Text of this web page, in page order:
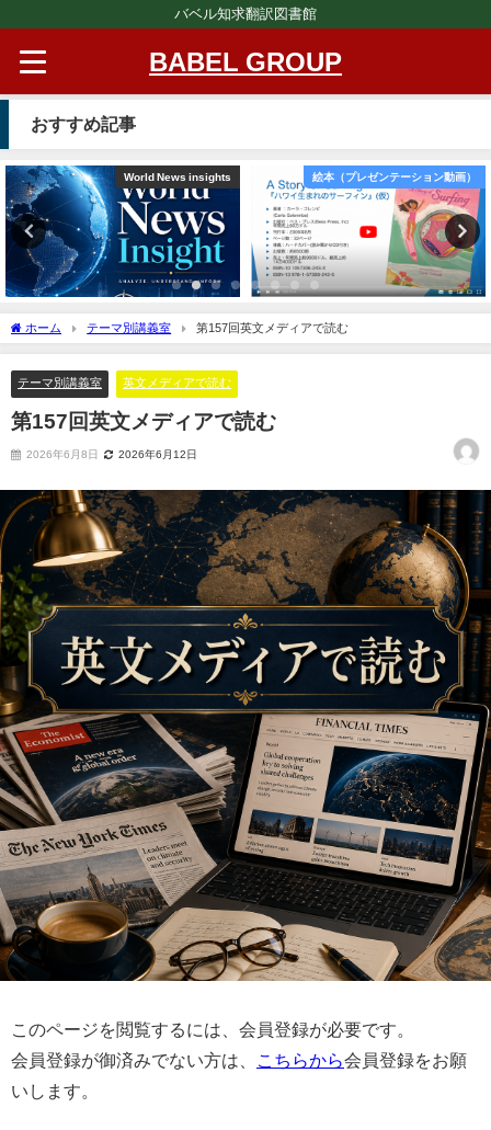
バベル知求翻訳図書館
BABEL GROUP
おすすめ記事
World News insights 絵本（プレゼンテーション動画）
ホーム テーマ別講義室 第157回英文メディアで読む
テーマ別講義室 英文メディアで読む
第157回英文メディアで読む
2026年6月8日 2026年6月12日
このページを閲覧するには、会員登録が必要です。
会員登録が御済みでない方は、
こちらから会員登録をお願
いします。